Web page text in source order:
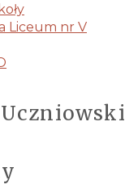
Liceum nr V